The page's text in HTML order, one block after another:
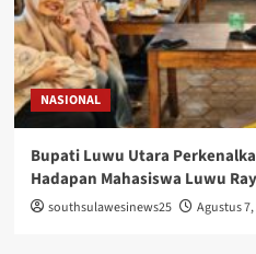
NASIONAL
Bupati Luwu Utara
Hadapan Mahasiswa Luwu
southsulawesinews25 Agustus 7,